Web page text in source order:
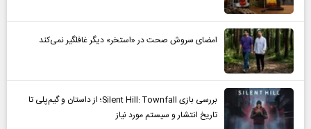
امضای سروش صحت در «استخر» دیگر غافلگیر نمی‌کند
بررسی بازی Silent Hill: Townfall؛ از داستان و گیم‌پلی تا
تاریخ انتشار و سیستم مورد نیاز